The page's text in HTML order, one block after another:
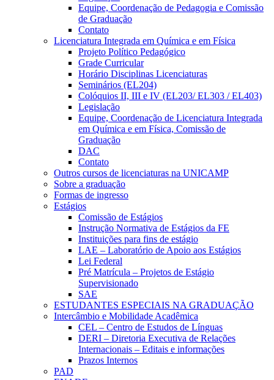
Equipe, Coordenação de Pedagogia e Comissão
de Graduação
Contato
Licenciatura Integrada em Química e em Física
Projeto Político Pedagógico
Grade Curricular
Horário Disciplinas Licenciaturas
Seminários (EL204)
Colóquios II, III e IV (EL203/ EL303 / EL403)
Legislação
Equipe, Coordenação de Licenciatura Integrada
em Química e em Física, Comissão de
Graduação
DAC
Contato
Outros cursos de licenciaturas na UNICAMP
Sobre a graduação
Formas de ingresso
Estágios
Comissão de Estágios
Instrução Normativa de Estágios da FE
Instituições para fins de estágio
LAE – Laboratório de Apoio aos Estágios
Lei Federal
Pré Matrícula – Projetos de Estágio
Supervisionado
SAE
ESTUDANTES ESPECIAIS NA GRADUAÇÃO
Intercâmbio e Mobilidade Acadêmica
CEL – Centro de Estudos de Línguas
DERI – Diretoria Executiva de Relações
Internacionais – Editais e informações
Prazos Internos
PAD